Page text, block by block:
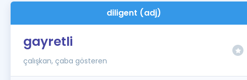
diligent (adj)
gayretli
çalışkan, çaba gösteren